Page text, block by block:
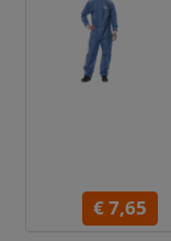
€ 7,65